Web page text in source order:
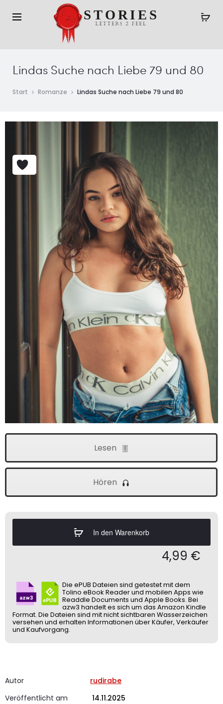
Lindas Suche nach Liebe 79 und 80
Start Romanze Lindas Suche nach Liebe 79 und 80
Autor
rudirabe
Veröffentlicht am
14.11.2025
Lesen
Hören
In den Warenkorb
4,99 €
Die ePUB Dateien sind getestet mit dem
Tolino eBook Reader und mobilen Apps wie
Readdle Documents und Apple Books. Bei
azw3 handelt es sich um das Amazon Kindle
Format. Die Dateien sind mit nicht sichtbaren Wasserzeichen
versehen und erhalten Informationen über Käufer, Verkäufer
und Kaufvorgang.